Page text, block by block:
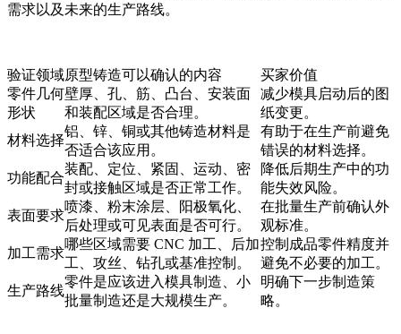
需求以及未来的生产路线。
验证领域原型铸造可以确认的内容
买家价值
零件几何
形状
壁厚、孔、筋、凸台、安装面
和装配区域是否合理。
减少模具启动后的图
纸变更。
材料选择
铝、锌、铜或其他铸造材料是
否适合该应用。
有助于在生产前避免
错误的材料选择。
功能配合
装配、定位、紧固、运动、密
封或接触区域是否正常工作。
降低后期生产中的功
能失效风险。
表面要求
喷漆、粉末涂层、阳极氧化、
后处理或可见表面是否可行。
在批量生产前确认外
观标准。
加工需求
哪些区域需要 CNC 加工、后加
工、攻丝、钻孔或基准控制。
控制成品零件精度并
避免不必要的加工。
生产路线
零件是应该进入模具制造、小
批量制造还是大规模生产。
明确下一步制造策
略。